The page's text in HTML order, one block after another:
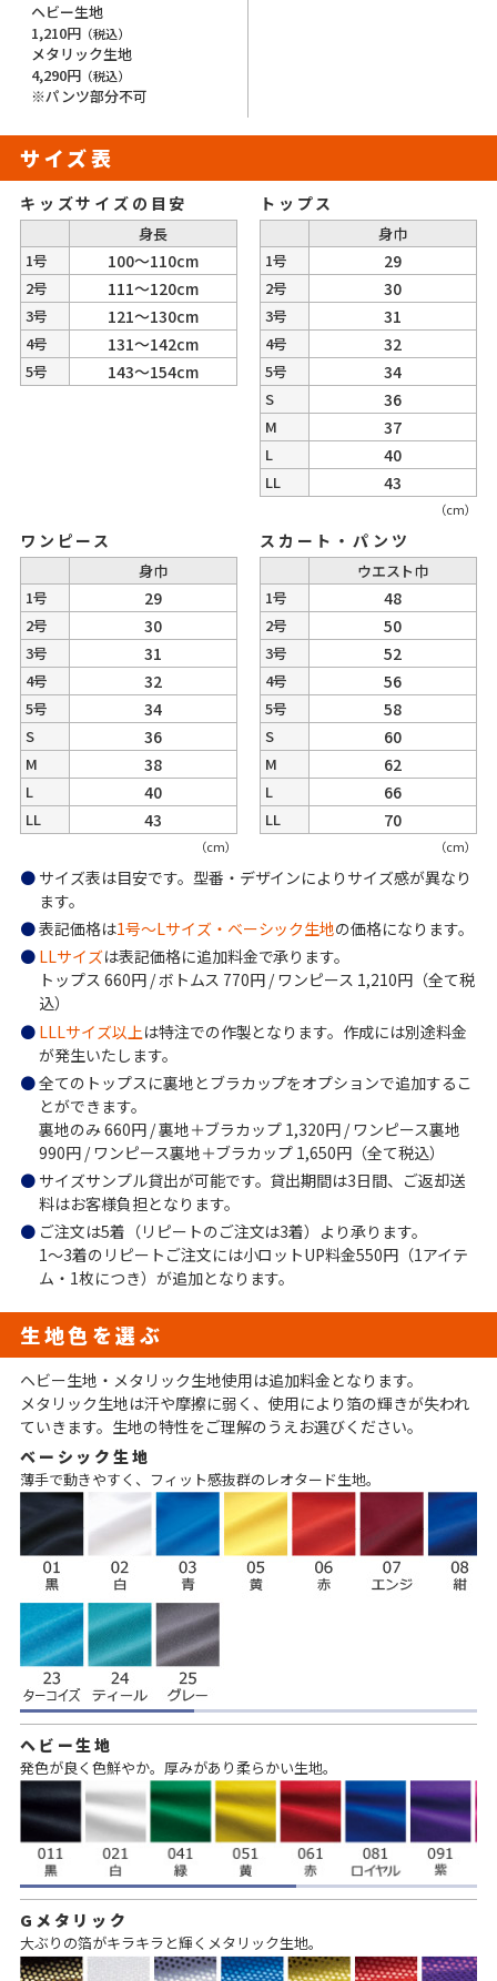
ヘビー生地
1,210円（税込）
メタリック生地
4,290円（税込）
※パンツ部分不可
サイズ表
キッズサイズの目安
身長
1号
100～110cm
2号 111～120cm
3号 121～130cm
4号 131～142cm
5号 143～154cm
トップス
（cm）
身巾
1号
29
2号 30
3号 31
4号 32
5号 34
S 36
M 37
L 40
LL 43
ワンピース
（cm）
身巾
1号
29
2号 30
3号 31
4号 32
5号 34
S 36
M 38
L 40
LL 43
スカート・パンツ
（cm）
ウエスト巾
1号
48
2号 50
3号 52
4号 56
5号 58
S 60
M 62
L 66
LL 70
サイズ表は目安です。型番・デザインによりサイズ感が異なり
ます。
表記価格は1号～Lサイズ・ベーシック生地の価格になります。
LLサイズは表記価格に追加料金で承ります。
トップス 660円 / ボトムス 770円 / ワンピース 1,210円（全て税
込）
LLLサイズ以上は特注での作製となります。作成には別途料金
が発生いたします。
全てのトップスに裏地とブラカップをオプションで追加するこ
とができます。
裏地のみ 660円 / 裏地＋ブラカップ 1,320円 / ワンピース裏地
990円 / ワンピース裏地＋ブラカップ 1,650円（全て税込）
サイズサンプル貸出が可能です。貸出期間は3日間、ご返却送
料はお客様負担となります。
ご注文は5着（リピートのご注文は3着）より承ります。
1～3着のリピートご注文には小ロットUP料金550円（1アイテ
ム・1枚につき）が追加となります。
生地色を選ぶ
ヘビー生地・メタリック生地使用は追加料金となります。
メタリック生地は汗や摩擦に弱く、使用により箔の輝きが失われ
ていきます。生地の特性をご理解のうえお選びください。
ベーシック生地
薄手で動きやすく、フィット感抜群のレオタード生地。
ヘビー生地
発色が良く色鮮やか。厚みがあり柔らかい生地。
Gメタリック
大ぶりの箔がキラキラと輝くメタリック生地。